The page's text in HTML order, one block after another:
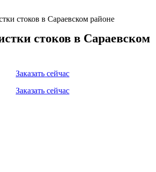
стоков в Сараевском районе
стоков в Сараевском
Заказать сейчас
Заказать сейчас